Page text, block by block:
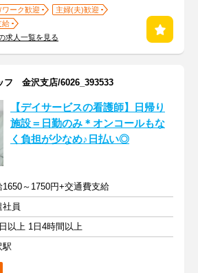
ワーク歓迎
主婦(夫)歓迎
給
求人一覧を見る
フ 金沢支店/6026_393533
【デイサービスの看護師】日帰り
施設＝日勤のみ＊オンコールもな
く負担が少なめ♪日払い◎
1650～1750円+交通費支給
社員
以上 1日4時間以上
駅